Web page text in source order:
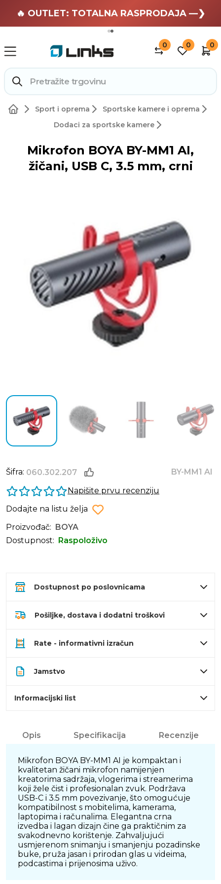
🏄 Zaslužuješ odmor —❯
🔥 OUTLET: TOTALNA RASPRODAJA —❯
0 0 0
Sport i oprema
Sportske kamere i oprema
Dodaci za sportske kamere
Mikrofon BOYA BY-MM1 AI,
žičani, USB C, 3.5 mm, crni
Šifra: 060.302.207
BY-MM1 AI
Napišite prvu recenziju
Dodajte na listu želja
Proizvođač:
BOYA
Dostupnost:
Raspoloživo
Dostupnost po poslovnicama
Pošiljke, dostava i dodatni troškovi
Rate - informativni izračun
Jamstvo
Informacijski list
Opis Specifikacija Recenzije
Mikrofon BOYA BY-MM1 AI je kompaktan i
kvalitetan žičani mikrofon namijenjen
kreatorima sadržaja, vlogerima i streamerima
koji žele čist i profesionalan zvuk. Podržava
USB-C i 3.5 mm povezivanje, što omogućuje
kompatibilnost s mobitelima, kamerama,
laptopima i računalima. Elegantna crna
izvedba i lagan dizajn čine ga praktičnim za
svakodnevno korištenje. Zahvaljujući
usmjerenom snimanju i smanjenju pozadinske
buke, pruža jasan i prirodan glas u videima,
podcastima i prijenosima uživo.